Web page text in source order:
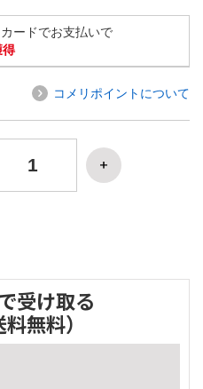
ードでお支払いで
得
コメリポイントについて
受け取る
料無料）